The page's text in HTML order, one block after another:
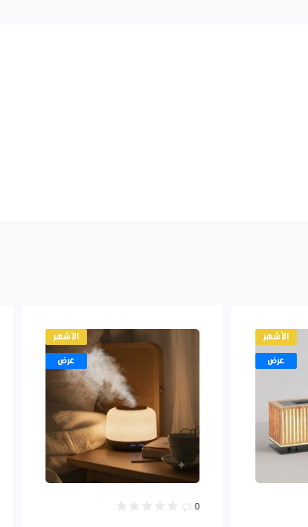
الأشهر
عرض
الأشهر
عرض
0